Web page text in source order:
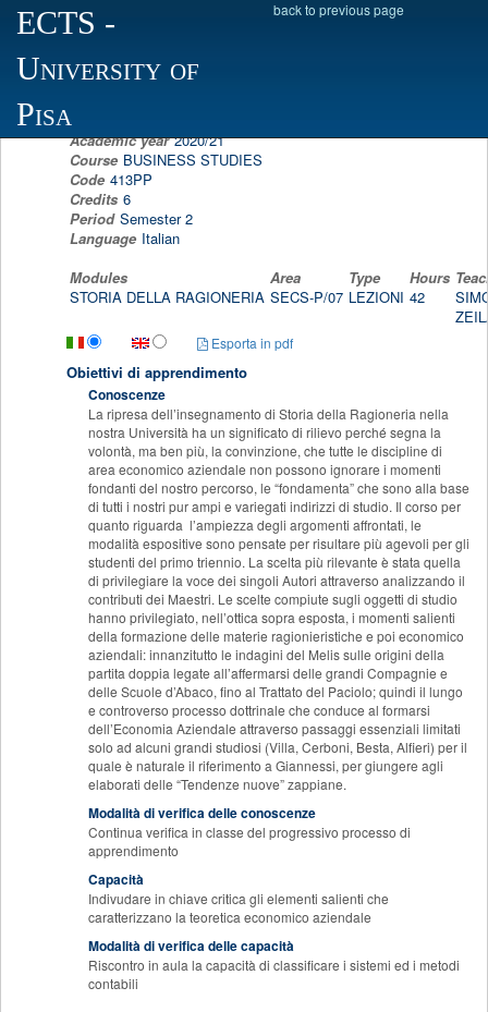
ECTS -
University of
Pisa
back to previous page
Scheda programma d'esame
ACCOUNTING HISTORY
Academic year 2020/21
Course BUSINESS STUDIES
Code 413PP
Credits 6
Period Semester 2
Language Italian
Modules
Area Type Hours
STORIA DELLA RAGIONERIA SECS-P/07 LEZIONI 42
Esporta in pdf
Obiettivi di apprendimento
Conoscenze
La ripresa dell’insegnamento di Storia della Ragioneria nella
nostra Università ha un significato di rilievo perché segna la
volontà, ma ben più, la convinzione, che tutte le discipline di
area economico aziendale non possono ignorare i momenti
fondanti del nostro percorso, le “fondamenta” che sono alla base
di tutti i nostri pur ampi e variegati indirizzi di studio. Il corso per
quanto riguarda l’ampiezza degli argomenti affrontati, le
modalità espositive sono pensate per risultare più agevoli per gli
studenti del primo triennio. La scelta più rilevante è stata quella
di privilegiare la voce dei singoli Autori attraverso analizzando il
contributi dei Maestri. Le scelte compiute sugli oggetti di studio
hanno privilegiato, nell’ottica sopra esposta, i momenti salienti
della formazione delle materie ragionieristiche e poi economico
aziendali: innanzitutto le indagini del Melis sulle origini della
partita doppia legate all’affermarsi delle grandi Compagnie e
delle Scuole d’Abaco, fino al Trattato del Paciolo; quindi il lungo
e controverso processo dottrinale che conduce al formarsi
dell’Economia Aziendale attraverso passaggi essenziali limitati
solo ad alcuni grandi studiosi (Villa, Cerboni, Besta, Alfieri) per il
quale è naturale il riferimento a Giannessi, per giungere agli
elaborati delle “Tendenze nuove” zappiane.
Modalità di verifica delle conoscenze
Continua verifica in classe del progressivo processo di
apprendimento
Capacità
Indivudare in chiave critica gli elementi salienti che
caratterizzano la teoretica economico aziendale
Modalità di verifica delle capacità
Riscontro in aula la capacità di classificare i sistemi ed i metodi
contabili